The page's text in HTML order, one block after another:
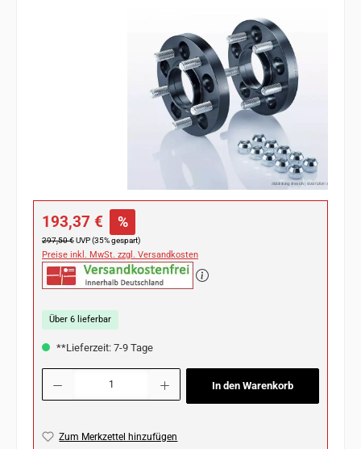
Verkaufspreis:
193,37 € %
Regulärer Preis:
297,50 €UVP (35% gespart)
Preise inkl. MwSt. zzgl. Versandkosten
Über 6 lieferbar
**Lieferzeit: 7-9 Tage
Produkt Anzahl: Gib den gewünschten Wert ein oder benutze die Schaltflächen
In den Warenkorb
Zum Merkzettel hinzufügen